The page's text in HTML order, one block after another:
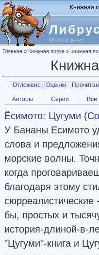
Перейти к основному содержанию
Много книг
Книжная
Вы здесь
Главная » Книжная полка » Книжная
Главные вкладки
Отложено Оценки
Вторичные вкладки
Авторы Серии Все
Ёсимото: Цугуми (
У Бананы Есимото
слова и
морские волны.
когда
благодаря этому
сюрреалистические
бы, простых и
история-длиной-в-
"Цугуми"-книга и